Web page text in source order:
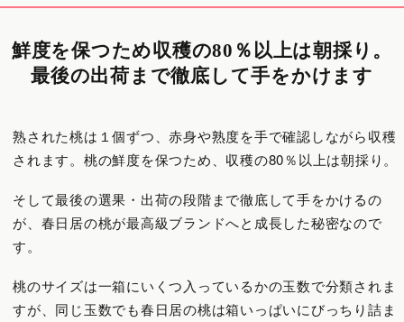
鮮度を保つため収穫の80％以上は朝採り。
最後の出荷まで徹底して手をかけます
熟された桃は１個ずつ、赤身や熟度を手で確認しながら収穫
されます。桃の鮮度を保つため、収穫の80％以上は朝採り。
そして最後の選果・出荷の段階まで徹底して手をかけるの
が、春日居の桃が最高級ブランドへと成長した秘密なので
す。
桃のサイズは一箱にいくつ入っているかの玉数で分類されま
すが、同じ玉数でも春日居の桃は箱いっぱいにびっちり詰ま